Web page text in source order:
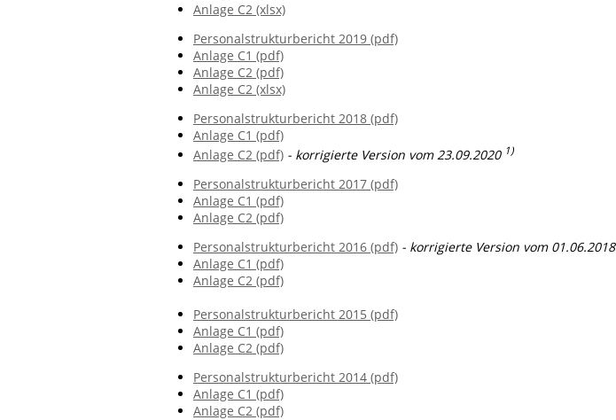
Anlage C2 (xlsx)
Personalstrukturbericht 2019 (pdf)
Anlage C1 (pdf)
Anlage C2 (pdf)
Anlage C2 (xlsx)
Personalstrukturbericht 2018 (pdf)
Anlage C1 (pdf)
Anlage C2 (pdf) - korrigierte Version vom 23.09.2020 1)
Personalstrukturbericht 2017 (pdf)
Anlage C1 (pdf)
Anlage C2 (pdf)
Personalstrukturbericht 2016 (pdf) - korrigierte Version vom 01.06.2018
Anlage C1 (pdf)
Anlage C2 (pdf)
Personalstrukturbericht 2015 (pdf)
Anlage C1 (pdf)
Anlage C2 (pdf)
Personalstrukturbericht 2014 (pdf)
Anlage C1 (pdf)
Anlage C2 (pdf)